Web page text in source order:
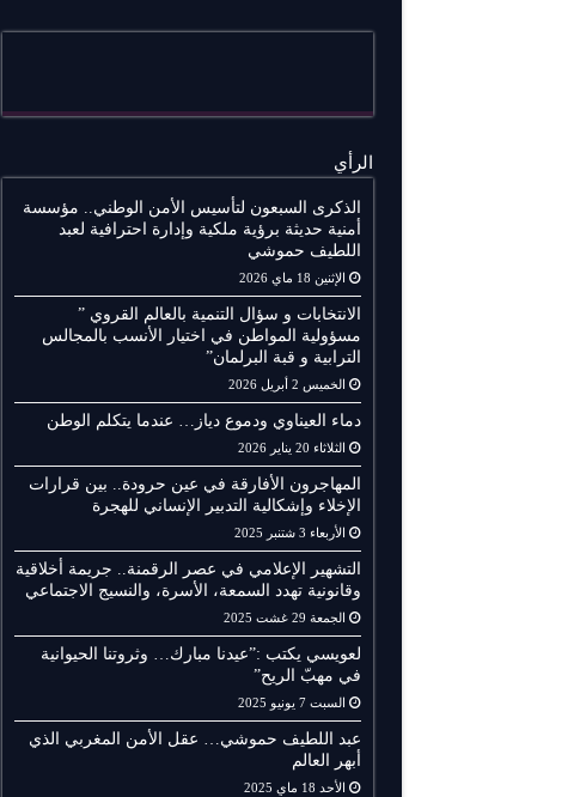
الرأي
الذكرى السبعون لتأسيس الأمن الوطني.. مؤسسة
أمنية حديثة برؤية ملكية وإدارة احترافية لعبد
اللطيف حموشي
الإثنين 18 ماي 2026
الانتخابات و سؤال التنمية بالعالم القروي ”
مسؤولية المواطن في اختيار الأنسب بالمجالس
الترابية و قبة البرلمان”
الخميس 2 أبريل 2026
دماء العيناوي ودموع دياز… عندما يتكلم الوطن
الثلاثاء 20 يناير 2026
المهاجرون الأفارقة في عين حرودة.. بين قرارات
الإخلاء وإشكالية التدبير الإنساني للهجرة
الأربعاء 3 شتنبر 2025
التشهير الإعلامي في عصر الرقمنة.. جريمة أخلاقية
وقانونية تهدد السمعة، الأسرة، والنسيج الاجتماعي
الجمعة 29 غشت 2025
لعويسي يكتب :”عيدنا مبارك… وثروتنا الحيوانية
في مهبّ الريح”
السبت 7 يونيو 2025
عبد اللطيف حموشي… عقل الأمن المغربي الذي
أبهر العالم
الأحد 18 ماي 2025